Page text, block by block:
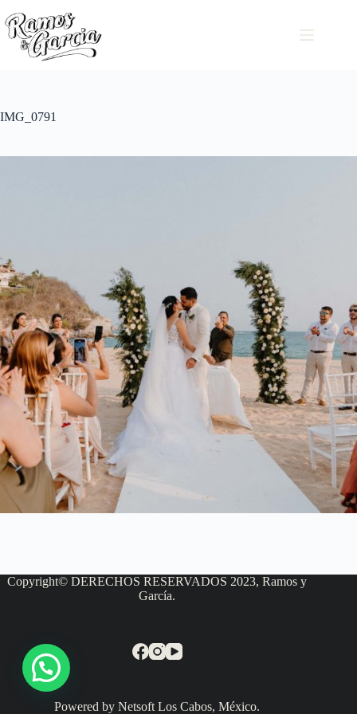
IMG_0791
Copyright© DERECHOS RESERVADOS 2023, Ramos y
García.
Powered by Netsoft Los Cabos, México.